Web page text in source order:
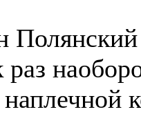
Полянский
раз